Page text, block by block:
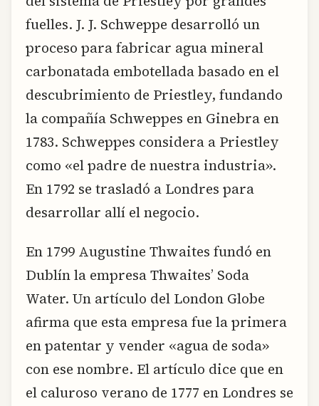
fuelles. J. J. Schweppe desarrolló un
proceso para fabricar agua mineral
carbonatada embotellada basado en el
descubrimiento de Priestley, fundando
la compañía Schweppes en Ginebra en
1783. Schweppes considera a Priestley
como «el padre de nuestra industria».
En 1792 se trasladó a Londres para
desarrollar allí el negocio.
En 1799 Augustine Thwaites fundó en
Dublín la empresa Thwaites’ Soda
Water. Un artículo del London Globe
afirma que esta empresa fue la primera
en patentar y vender «agua de soda»
con ese nombre. El artículo dice que en
el caluroso verano de 1777 en Londres se